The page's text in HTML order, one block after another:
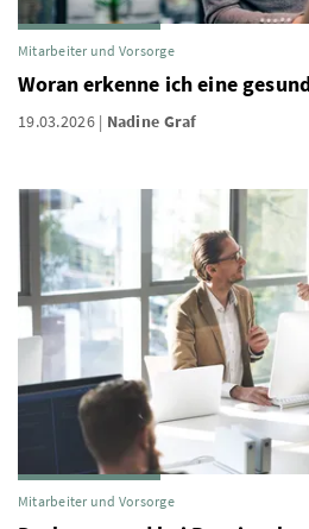
Mitarbeiter und Vorsorge
Woran erkenne ich eine
19.03.2026 Nadine Graf
Mitarbeiter und Vorsorge